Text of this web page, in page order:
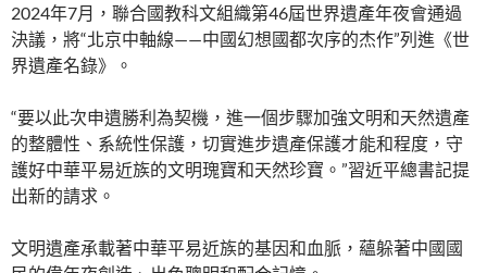
2024年7月，聯合國教科文組織第46屆世界遺產年夜會通過
決議，將“北京中軸線——中國幻想國都次序的杰作”列進《世
界遺產名錄》。
“要以此次申遺勝利為契機，進一個步驟加強文明和天然遺產
的整體性、系統性保護，切實進步遺產保護才能和程度，守
護好中華平易近族的文明瑰寶和天然珍寶。”習近平總書記提
出新的請求。
文明遺產承載著中華平易近族的基因和血脈，蘊躲著中國國